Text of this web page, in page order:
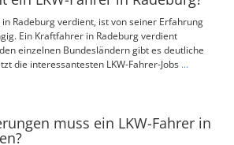
in Radeburg verdient, ist von seiner Erfahrung
Ein Kraftfahrer in Radeburg verdient
einzelnen Bundesländern gibt es deutliche
die interessantesten LKW-Fahrer-Jobs ...
muss ein LKW-Fahrer in